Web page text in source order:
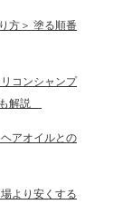
方＞ 塗る順番
コンシャンプ
解説
アオイルとの
より安くする